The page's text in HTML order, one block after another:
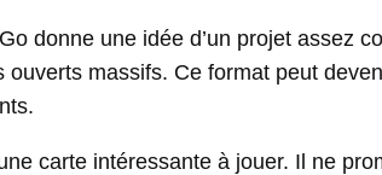
donne une idée d’un projet assez
ouverts massifs. Ce format peut
carte intéressante à jouer. Il ne